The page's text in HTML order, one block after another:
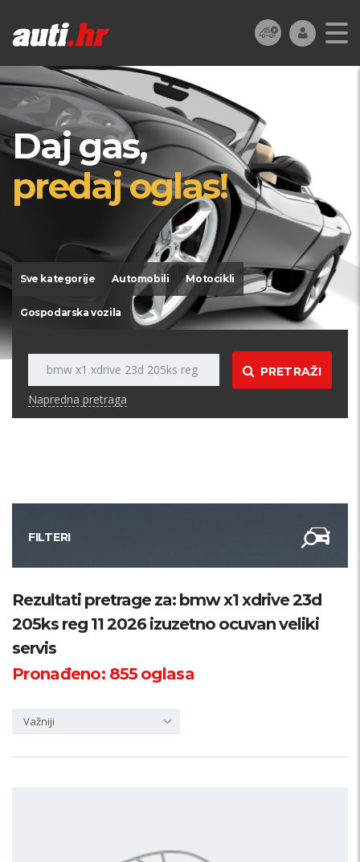
Daj gas,
predaj oglas!
Sve kategorije Automobili Motocikli
Gospodarska vozila
PRETRAŽI
Napredna pretraga
FILTERI
Kategorija
Samo sa slikom
Rezultati pretrage za: bmw x1 xdrive 23d
205ks reg 11 2026 izuzetno ocuvan veliki
servis
Pronađeno: 855oglasa
Važniji